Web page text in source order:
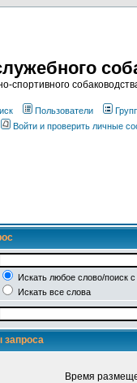
спортивного
Пользователи
Войти и проверить личные
Искать любое слово/поиск
Искать все слова
запроса
Время